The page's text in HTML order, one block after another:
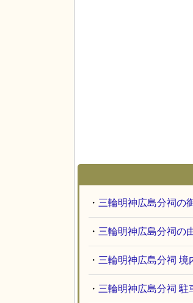
・ 三輪明神広島分祠の
・ 三輪明神広島分祠の
・ 三輪明神広島分祠 境
・ 三輪明神広島分祠 駐